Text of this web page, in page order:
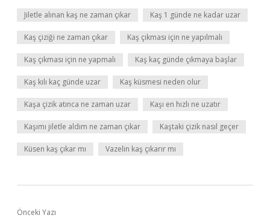
Jiletle alınan kaş ne zaman çıkar Kaş 1 günde ne kadar uzar
Kaş çiziği ne zaman çıkar Kaş çıkması için ne yapılmalı
Kaş çıkması için ne yapmalı Kaş kaç günde çıkmaya başlar
Kaş kılı kaç günde uzar Kaş küsmesi neden olur
Kaşa çizik atınca ne zaman uzar Kaşı en hızlı ne uzatır
Kaşımı jiletle aldım ne zaman çıkar Kaştaki çizik nasıl geçer
Küsen kaş çıkar mı Vazelin kaş çıkarır mı
Önceki Yazı